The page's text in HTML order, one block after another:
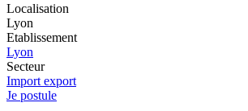
Localisation
Lyon
Etablissement
Lyon
Secteur
Import export
Je postule